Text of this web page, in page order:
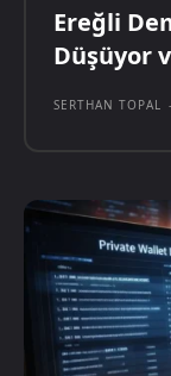
Ereğli
Düşüyor
SERTHAN TOPAL -